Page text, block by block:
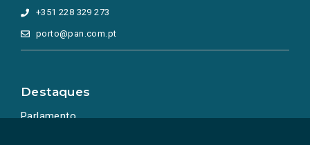
+351 228 329 273
porto@pan.com.pt
Destaques
Parlamento